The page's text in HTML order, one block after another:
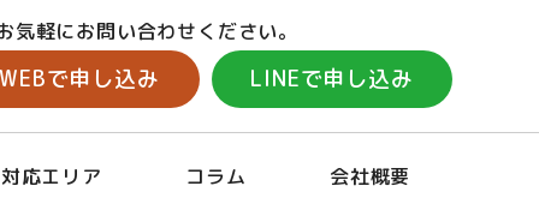
気軽にお問い合わせください。
WEBで申し込み LINEで申し込み
対応エリア コラム 会社概要